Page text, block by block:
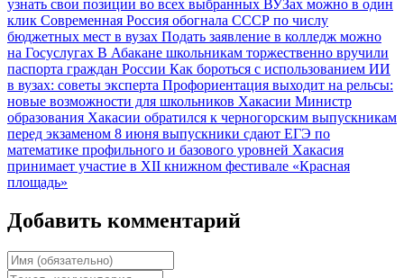
узнать свои позиции во всех выбранных ВУЗах можно в один
клик Современная Россия обогнала СССР по числу
бюджетных мест в вузах Подать заявление в колледж можно
на Госуслугах В Абакане школьникам торжественно вручили
паспорта граждан России Как бороться с использованием ИИ
в вузах: советы эксперта Профориентация выходит на рельсы:
новые возможности для школьников Хакасии Министр
образования Хакасии обратился к черногорским выпускникам
перед экзаменом 8 июня выпускники сдают ЕГЭ по
математике профильного и базового уровней Хакасия
принимает участие в XII книжном фестивале «Красная
площадь»
Добавить комментарий